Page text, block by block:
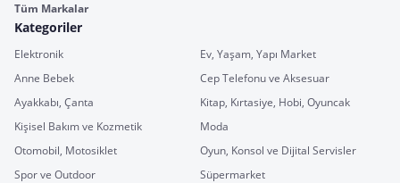
Tüm Markalar
Kategoriler
Elektronik
Ev, Yaşam, Yapı Market
Anne Bebek
Cep Telefonu ve Aksesuar
Ayakkabı, Çanta
Kitap, Kırtasiye, Hobi, Oyuncak
Kişisel Bakım ve Kozmetik
Moda
Otomobil, Motosiklet
Oyun, Konsol ve Dijital Servisler
Spor ve Outdoor
Süpermarket